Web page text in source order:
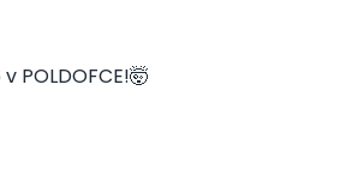
POLDOFCE!🤯